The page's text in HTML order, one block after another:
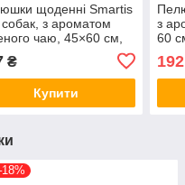
щоденні Smartis
з ароматом
чаю, 45×60 см,
₴
Купити
з
60
192